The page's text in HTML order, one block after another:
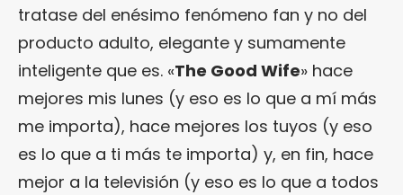
tratase del enésimo fenómeno fan y no del
producto adulto, elegante y sumamente
inteligente que es. «The Good Wife» hace
mejores mis lunes (y eso es lo que a mí más
me importa), hace mejores los tuyos (y eso
es lo que a ti más te importa) y, en fin, hace
mejor a la televisión (y eso es lo que a todos